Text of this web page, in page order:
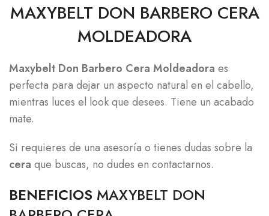
MAXYBELT DON BARBERO CERA
MOLDEADORA
Maxybelt Don Barbero Cera Moldeadora es
perfecta para dejar un aspecto natural en el cabello,
mientras luces el look que desees. Tiene un acabado
mate.
Si requieres de una asesoría o tienes dudas sobre la
cera que buscas, no dudes en contactarnos.
BENEFICIOS MAXYBELT DON